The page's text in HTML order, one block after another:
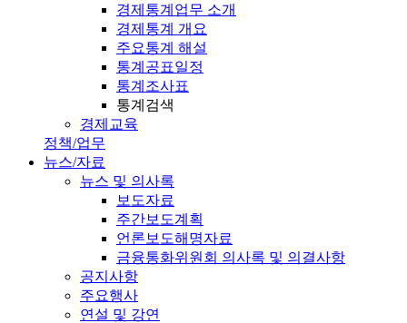
경제통계업무 소개
경제통계 개요
주요통계 해설
통계공표일정
통계조사표
통계검색
경제교육
정책/업무
뉴스/자료
뉴스 및 의사록
보도자료
주간보도계획
언론보도해명자료
금융통화위원회 의사록 및 의결사항
공지사항
주요행사
연설 및 강연